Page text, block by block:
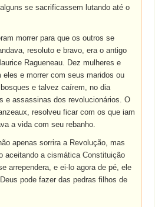
se sacrificassem lutando até o
morrer para que os outros se
resoluto e bravo, era o antigo
Ragueneau. Dez mulheres e
e morrer com seus maridos ou
e talvez caírem, no dia
e assassinas dos revolucionários. O
resolveu ficar com os que iam
a vida com seu rebanho.
apenas sorrira a Revolução, mas
aceitando a cismática Constituição
arrependera, e ei-lo agora de pé, ele
pode fazer das pedras filhos de